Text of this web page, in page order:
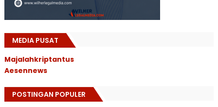
MEDIA PUSAT
Majalahkriptantus
Aesennews
POSTINGAN POPULER